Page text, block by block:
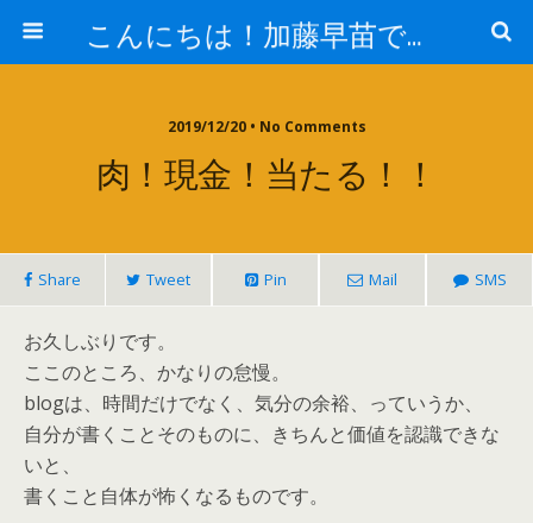
こんにちは！加藤早苗です。
2019/12/20 • No Comments
肉！現金！当たる！！
Share Tweet Pin Mail SMS
お久しぶりです。
ここのところ、かなりの怠慢。
blogは、時間だけでなく、気分の余裕、っていうか、
自分が書くことそのものに、きちんと価値を認識できな
いと、
書くこと自体が怖くなるものです。